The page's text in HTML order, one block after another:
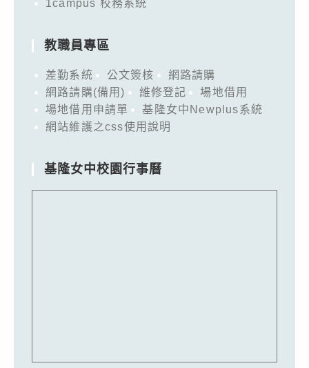
1campus 校務系統
教職員專區
差勤系統 公文簽核
網路請購
網路請購(備用)
維修登記
場地借用
場地借用申請單
基隆女中Newplus系統
網站維護之css使用說明
基隆女中校園行事曆